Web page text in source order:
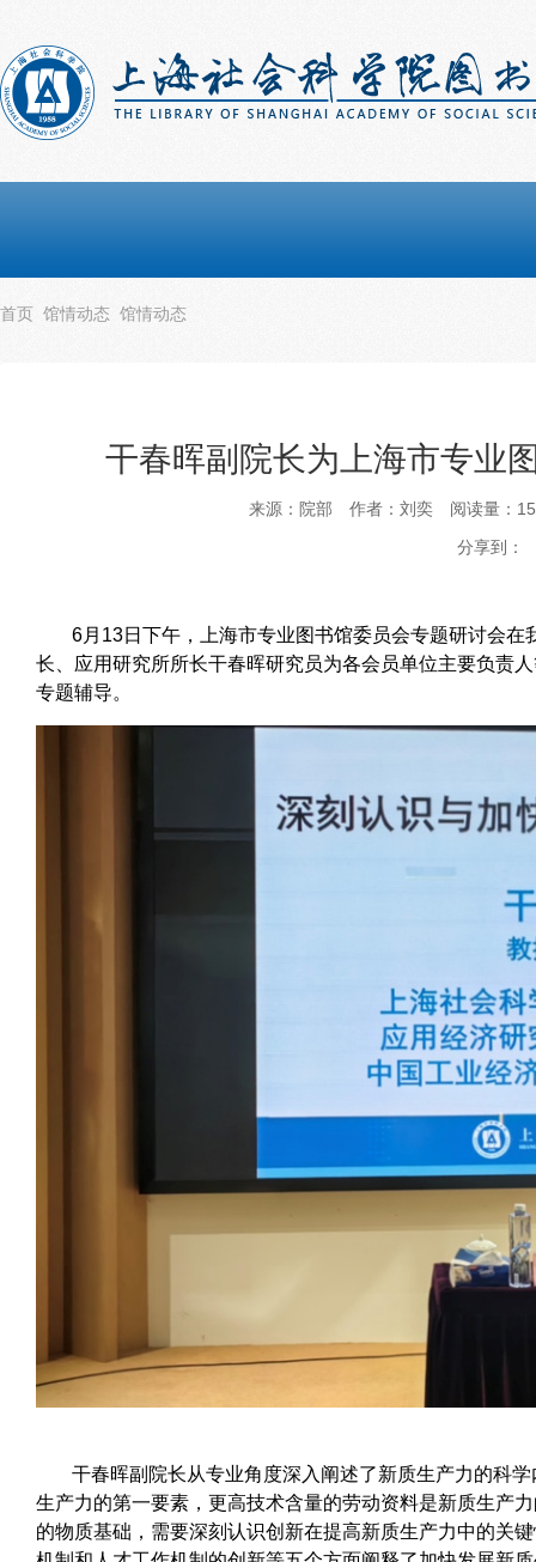
首页 馆情动态 馆情动态
干春晖副院长为上海市专业
来源：院部 作者：刘奕 阅读量：
分享到：
6月13日下午，上海市专业图书馆委员会专题研讨会
长、应用研究所所长干春晖研究员为各会员单位主要负责
专题辅导。
干春晖副院长从专业角度深入阐述了新质生产力的科
生产力的第一要素，更高技术含量的劳动资料是新质生产
的物质基础，需要深刻认识创新在提高新质生产力中的关